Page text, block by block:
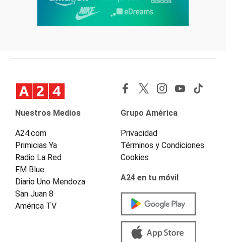
Nuestros Medios
A24.com
Primicias Ya
Radio La Red
FM Blue
Diario Uno Mendoza
San Juan 8
América TV
Grupo América
Privacidad
Términos y Condiciones
Cookies
A24 en tu móvil